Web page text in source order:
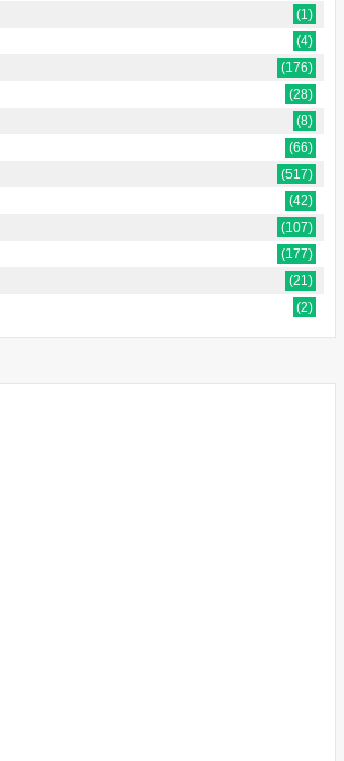
(1)
(4)
(176)
(28)
(8)
(66)
(517)
(42)
(107)
(177)
(21)
(2)